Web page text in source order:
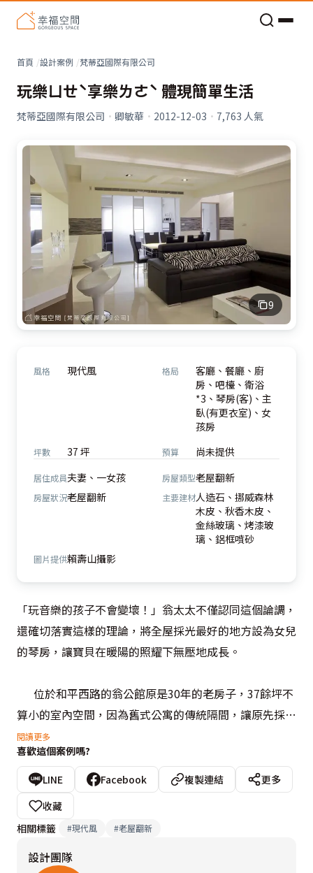
首頁 設計案例 梵蒂亞國際有限公司
玩樂ㄩㄝˋ享樂ㄌㄜˋ 體現簡單生活
梵蒂亞國際有限公司 · 卿敏華 · 2012-12-03 · 7,763 人氣
9
風格 現代風 格局
客廳、餐廳、廚
房、吧檯、衛浴
*3、琴房(客)、主
臥(有更衣室)、女
孩房
坪數 37 坪 預算 尚未提供
居住成員夫妻、一女孩 房屋類型老屋翻新
房屋狀況老屋翻新 主要建材人造石、挪威森林
木皮、秋香木皮、
金絲玻璃、烤漆玻
璃、鋁框噴砂
圖片提供賴壽山攝影
「玩音樂的孩子不會變壞！」翁太太不僅認同這個論調，
還確切落實這樣的理論，將全屋採光最好的地方設為女兒
的琴房，讓寶貝在暖陽的照耀下無壓地成長。
      位於和平西路的翁公館原是30年的老房子，37餘坪不
算小的室內空間，因為舊式公寓的傳統隔間，讓原先採光
就不甚好的房子，在層層水泥牆的阻隔下更顯狹小陰暗，
「女主人希望生活空間更為寬敞、明亮，開放感的生活空
間才能讓一家人彼此間更為緊密。」梵蒂亞設計師卿敏華
為此做了大規模的翻新。
改為可透光的鋁框噴砂拉門後，將自然光柔和地引進室
閱讀更多
喜歡這個案例嗎?
LINE Facebook 複製連結
更多
收藏
相關標籤
#現代風 #老屋翻新
設計團隊